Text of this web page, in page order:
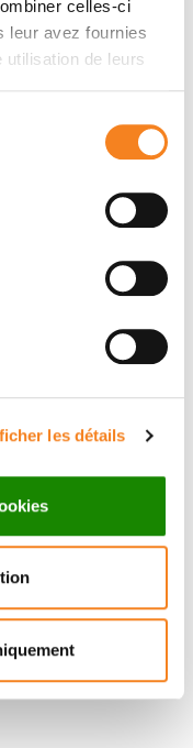
celles-ci
leur avez fournies
de leurs
les détails